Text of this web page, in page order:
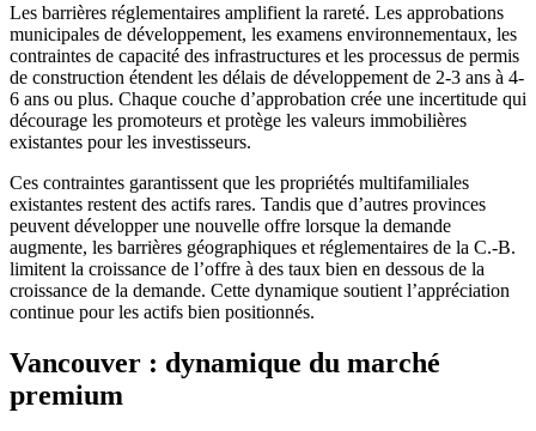
Les barrières réglementaires amplifient la rareté. Les approbations
municipales de développement, les examens environnementaux, les
contraintes de capacité des infrastructures et les processus de permis
de construction étendent les délais de développement de 2-3 ans à 4-
6 ans ou plus. Chaque couche d’approbation crée une incertitude qui
décourage les promoteurs et protège les valeurs immobilières
existantes pour les investisseurs.
Ces contraintes garantissent que les propriétés multifamiliales
existantes restent des actifs rares. Tandis que d’autres provinces
peuvent développer une nouvelle offre lorsque la demande
augmente, les barrières géographiques et réglementaires de la C.-B.
limitent la croissance de l’offre à des taux bien en dessous de la
croissance de la demande. Cette dynamique soutient l’appréciation
continue pour les actifs bien positionnés.
Vancouver : dynamique du marché
premium